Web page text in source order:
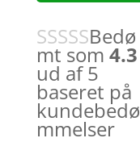
Bedø
mt som 4.3
ud af 5
baseret på
kundebedø
mmelser